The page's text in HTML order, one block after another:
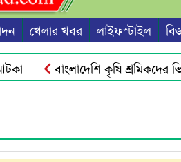
খেলার খবর লাইফস্টাইল
বাংলাদেশি কৃষি শ্রমিকদের
সিলেটে ১১ দলীয় ঐক্যের স্মারকলিপি